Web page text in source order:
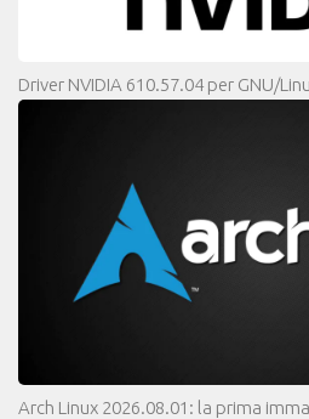
Driver NVIDIA 610.57.04 per GNU/
Arch Linux 2026.08.01: la prima